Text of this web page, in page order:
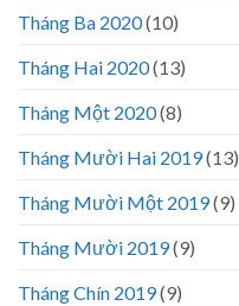
Tháng Ba 2020(10)
Tháng Hai 2020(13)
Tháng Một 2020(8)
Tháng Mười Hai 2019(13)
Tháng Mười Một 2019(9)
Tháng Mười 2019(9)
Tháng Chín 2019(9)